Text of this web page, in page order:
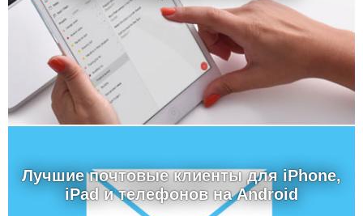
Лучшие почтовые клиенты для iPhone,
iPad и телефонов на Android